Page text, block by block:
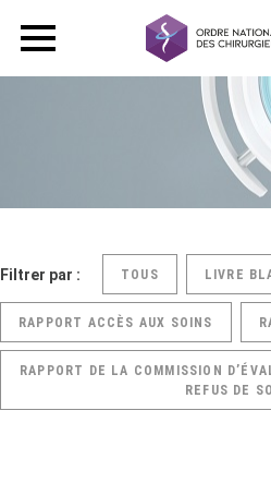
Filtrer par : TOUS LIVRE
RAPPORT ACCÈS AUX SOINS
RAPPORT DE LA COMMISSION
REFUS DE